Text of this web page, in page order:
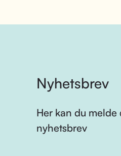
Nyhetsbrev
Her kan du melde
nyhetsbrev